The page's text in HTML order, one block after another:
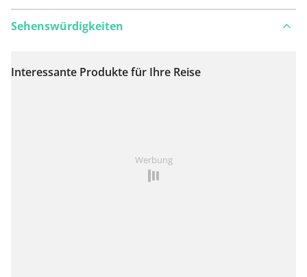
Auf Karte anzeigen
Sehenswürdigkeiten
Interessante Produkte für Ihre Reise
Werbung